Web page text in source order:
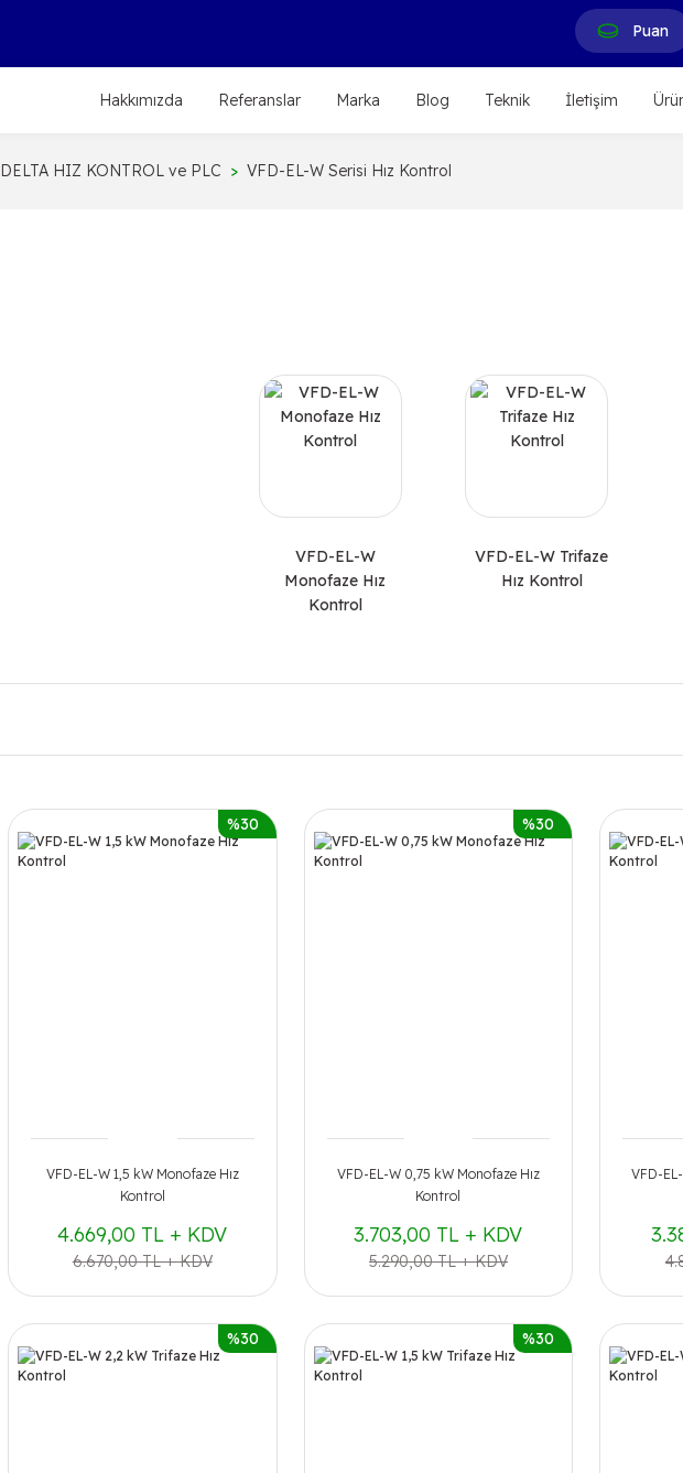
Puan
Hakkımızda Referanslar Marka Blog Teknik İletişim
DELTA HIZ KONTROL ve PLC VFD-EL-W Serisi Hız Kontrol
VFD-EL-W
Monofaze Hız
Kontrol
VFD-EL-W Trifaze
Hız Kontrol
%30
VFD-EL-W 1,5 kW Monofaze Hız
Kontrol
4.669,00 TL + KDV
6.670,00 TL + KDV
%30
VFD-EL-W 0,75 kW Monofaze Hız
Kontrol
3.703,00 TL + KDV
5.290,00 TL + KDV
VFD-
%30 %30